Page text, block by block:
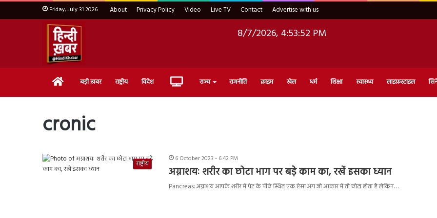
Friday, July 31 2026 About Privacy Policy Video Live TV Contact Advertise with us
8/7/2026, 4:53:53 PM
Home बड़ी ख़बर राष्ट्रीय विदेश Live राज्य राजनीति क्राइम खेल धर्म शिक्षा स्वास्थ्य लाइफ़स्टाइल
cronic
राष्ट्रीय
6 October 2023 - 6:42 PM
अग्नाशयः शरीर का छोटा भाग पर बड़े काम का, रखें इसका ध्यान
Pancreas: अग्नाशय आपके शरीर में पेट के पीछे स्थित एक ऐसा अंग जो आकार में तो छोटा होता है लेकिन…